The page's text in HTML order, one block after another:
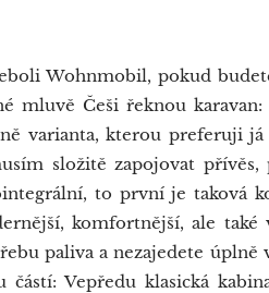
Wohnmobil, pokud
mluvě Češi řeknou
varianta, kterou preferuji
složitě zapojovat
to první je taková
komfortnější, ale
paliva a nezajedete
částí: Vepředu klasická